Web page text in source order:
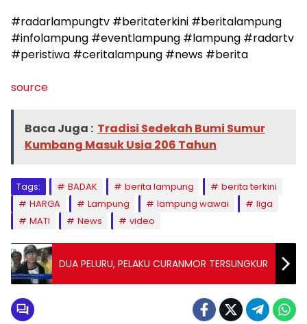
#radarlampungtv #beritaterkini #beritalampung
#infolampung #eventlampung #lampung #radartv
#peristiwa #ceritalampung #news #berita
source
Baca Juga : Tradisi Sedekah Bumi Sumur
Kumbang Masuk Usia 206 Tahun
Tags: BADAK berita lampung
berita terkini
HARGA
Lampung lampung wawai
liga
MATI
News video
DUA PELURU, PELAKU CURANMOR TERSUNGKUR